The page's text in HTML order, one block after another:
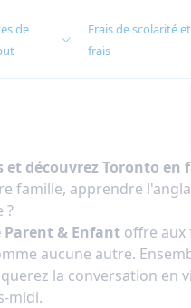
de
Frais de scolarité
frais
et découvrez Toronto en
famille, apprendre
?
& Enfantoffre aux
aucune autre.
la conversation en
midi.